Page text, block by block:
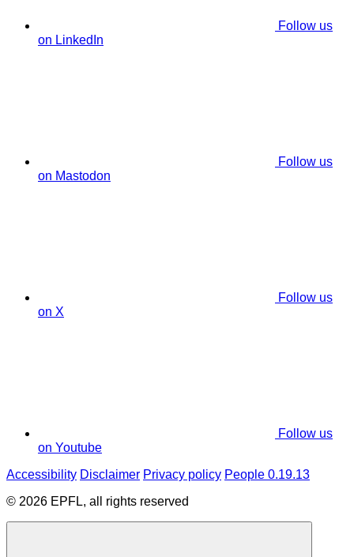
Follow us
on LinkedIn
Follow us
on Mastodon
Follow us
on X
Follow us
on Youtube
Accessibility Disclaimer Privacy policy People 0.19.13
© 2026 EPFL, all rights reserved